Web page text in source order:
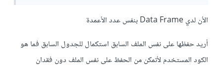
الأن لدي Data Frame بنفس عدد الأعمدة
أريد حفظها على نفس الملف السابق استكمال للجدول السابق فما هو
الكود المستخدم لأتمكن من الحفظ على نفس الملف دون فقدان